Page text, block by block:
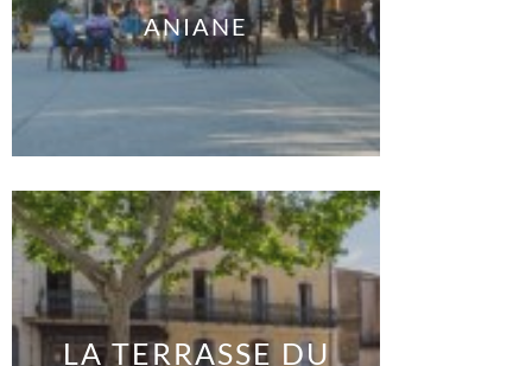
ANIANE
LA TERRASSE DU